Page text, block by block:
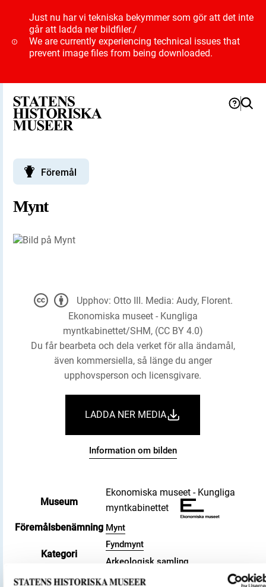
Just nu har vi tekniska bekymmer som gör att det inte
går att ladda ner bildfiler./
We are currently experiencing technical issues that
prevent image files from being downloaded.
Föremål
Mynt
Museum
Ekonomiska museet - Kungliga
myntkabinettet
Föremålsbenämning Mynt
Kategori
Fyndmynt
Arkeologisk samling
Valör
pfennig
Upphov: Otto III. Media: Audy, Florent.
Ekonomiska museet - Kungliga
myntkabinettet/SHM, (CC BY 4.0)
Du får bearbeta och dela verket för alla ändamål,
även kommersiella, så länge du anger
upphovsperson och licensgivare.
LADDA NER MEDIA
Information om bilden